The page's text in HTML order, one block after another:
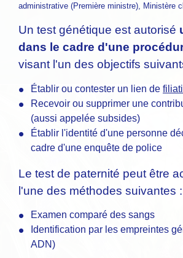
administrative (Première ministre), Ministère
Un test génétique est autorisé
dans le cadre d'une
visant l'un des objectifs
Établir ou contester un lien de
Recevoir ou supprimer une
(aussi appelée subsides)
Établir l'identité d'une personne
cadre d'une enquête de police
Le test de paternité peut être
l'une des méthodes suivantes :
Examen comparé des sangs
Identification par les empreintes
ADN)